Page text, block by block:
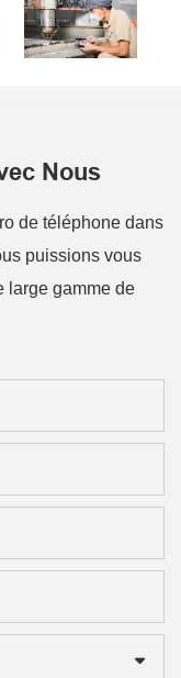
Nous
de téléphone dans
puissions vous
large gamme de